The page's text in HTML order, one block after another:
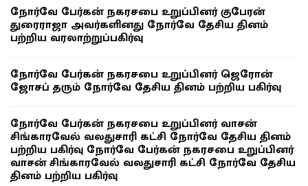
நோர்வே பேர்கன் நகரசபை உறுப்பினர் குபேரன்
துரைராஜா அவர்களினது நோர்வே தேசிய தினம்
பற்றிய வரலாற்றுப்பகிர்வு
நோர்வே பேர்கன் நகரசபை உறுப்பினர் ஜெரோன்
ஜோசப் தரும் நோர்வே தேசிய தினம் பற்றிய பகிர்வு
நோர்வே பேர்கன் நகரசபை உறுப்பினர் வாசன்
சிங்காரவேல் வலதுசாரி கட்சி நோர்வே தேசிய தினம்
பற்றிய பகிர்வு நோர்வே பேர்கன் நகரசபை உறுப்பினர்
வாசன் சிங்காரவேல் வலதுசாரி கட்சி நோர்வே தேசிய
தினம் பற்றிய பகிர்வு